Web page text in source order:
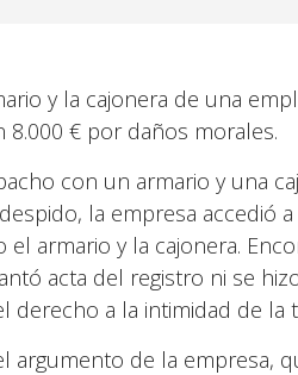
y la cajonera de una
8.000 € por daños morales.
con un armario y una
la empresa accedió
armario y la cajonera.
acta del registro ni se
derecho a la intimidad de la
argumento de la empresa,